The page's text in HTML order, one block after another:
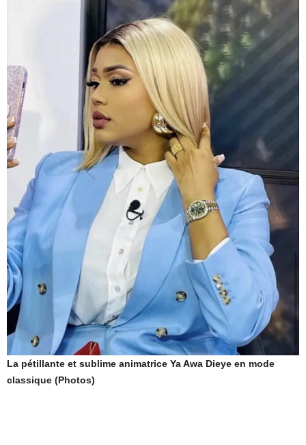
La pétillante et sublime animatrice Ya Awa Dieye en mode
classique (Photos)